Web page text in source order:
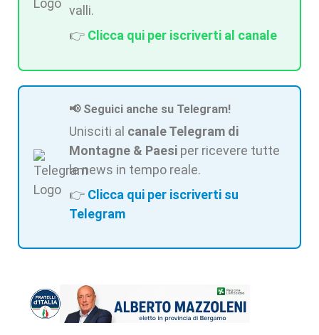
valli.
👉 Clicca qui per iscriverti al canale
📢 Seguici anche su Telegram!
Unisciti al canale Telegram di
Montagne & Paesi per ricevere tutte
le news in tempo reale.
👉 Clicca qui per iscriverti su
Telegram